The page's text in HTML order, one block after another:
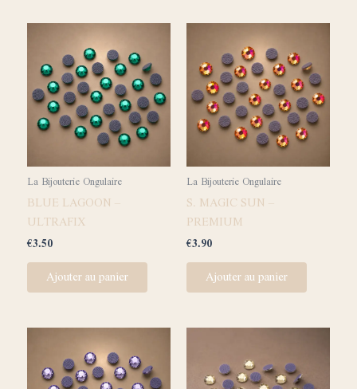
La Bijouterie Ongulaire
BLUE LAGOON –
ULTRAFIX
€3.50
Ajouter au panier
La Bijouterie Ongulaire
S. MAGIC SUN –
PREMIUM
€3.90
Ajouter au panier